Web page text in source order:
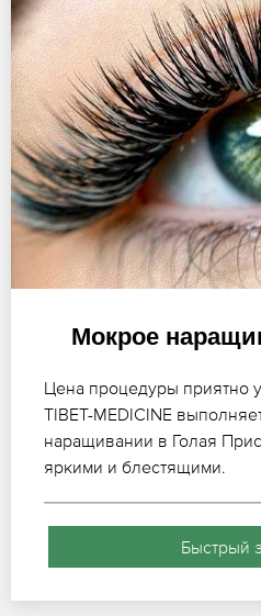
Мокрое
Цена процедуры приятно
TIBET-MEDICINE
наращивании в Голая
яркими и блестящими.
Быстрый